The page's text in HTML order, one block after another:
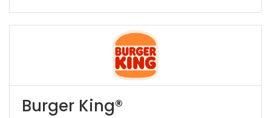
Burger King®